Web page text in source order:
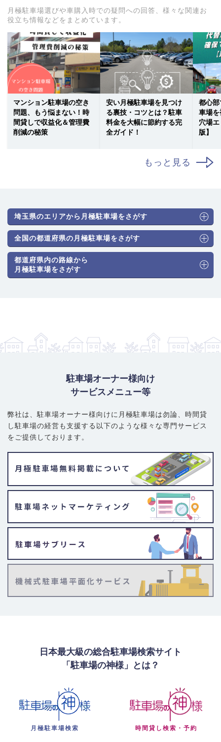
月極駐車場選びや車購入時での疑問への回答、様々な関連お
役立ち情報などをまとめています。
マンション駐車場の空き
問題、もう悩まない！時
間貸しで収益化＆管理費
削減の秘策
安い月極駐車場を見つけ
る裏技・コツとは？駐車
料金を大幅に節約する完
全ガイド！
都心
車場
穴場
版】
もっと見る
埼玉県のエリアから月極駐車場をさがす
全国の都道府県の月極駐車場をさがす
都道府県内の路線から
月極駐車場をさがす
駐車場オーナー様向け
サービスメニュー等
弊社は、駐車場オーナー様向けに月極駐車場は勿論、 時間貸
し駐車場の経営も支援する以下のような様々な専門サービス
をご提供しております。
日本最大級の総合駐車場検索サイト
「駐車場の神様」とは？
月極駐車場検索 時間貸し検索・予約